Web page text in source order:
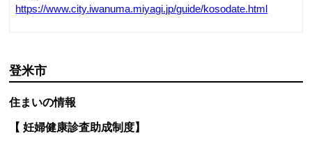
https://www.city.tome.miyagi.jp/kokuhonenkin/kurashi/kenko/
栗原市
住まいの情報
【 若者定住促進助成事業 】